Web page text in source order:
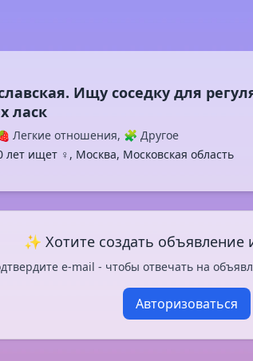
Ищу соседку для
Легкие отношения, 🧩 Другое
ищет ♀️, Москва, Московская область
✨ Хотите создать объявление
e-mail - чтобы отвечать на
Авторизоваться